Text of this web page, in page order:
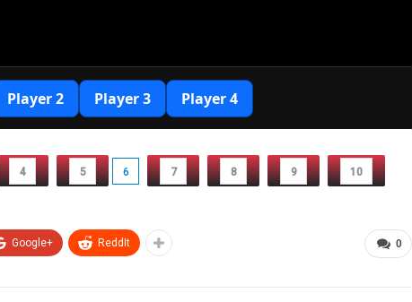
4 5 6 7 8 9 10
0
Google+ ReddIt